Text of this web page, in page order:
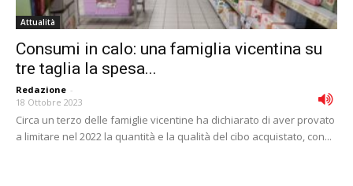
Attualità
Consumi in calo: una famiglia vicentina su
tre taglia la spesa...
Redazione -
18 Ottobre 2023
Circa un terzo delle famiglie vicentine ha dichiarato di aver provato
a limitare nel 2022 la quantità e la qualità del cibo acquistato, con...